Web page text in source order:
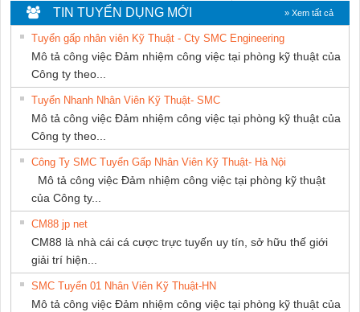
DỊCH VỤ XNK
PHƯƠNG NAM
TIẾN HƯNG
TIN TUYỂN DỤNG MỚI » Xem tất cả
Tuyển gấp nhân viên Kỹ Thuật - Cty SMC Engineering
Mô tả công việc Đảm nhiệm công việc tại phòng kỹ thuật của
Công ty theo...
Tuyển Nhanh Nhân Viên Kỹ Thuật- SMC
Mô tả công việc Đảm nhiệm công việc tại phòng kỹ thuật của
Công ty theo...
Công Ty SMC Tuyển Gấp Nhân Viên Kỹ Thuật- Hà Nội
Mô tả công việc Đảm nhiệm công việc tại phòng kỹ thuật
của Công ty...
CM88 jp net
CM88 là nhà cái cá cược trực tuyến uy tín, sở hữu thế giới
giải trí hiện...
SMC Tuyển 01 Nhân Viên Kỹ Thuật-HN
Mô tả công việc Đảm nhiệm công việc tại phòng kỹ thuật của